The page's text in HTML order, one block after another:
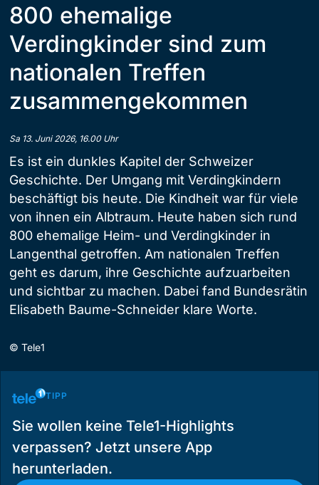
800 ehemalige
Verdingkinder sind zum
nationalen Treffen
zusammengekommen
Sa 13. Juni 2026, 16.00 Uhr
Es ist ein dunkles Kapitel der Schweizer
Geschichte. Der Umgang mit Verdingkindern
beschäftigt bis heute. Die Kindheit war für viele
von ihnen ein Albtraum. Heute haben sich rund
800 ehemalige Heim- und Verdingkinder in
Langenthal getroffen. Am nationalen Treffen
geht es darum, ihre Geschichte aufzuarbeiten
und sichtbar zu machen. Dabei fand Bundesrätin
Elisabeth Baume-Schneider klare Worte.
© Tele1
TIPP
Sie wollen keine Tele1-Highlights
verpassen? Jetzt unsere App
herunterladen.